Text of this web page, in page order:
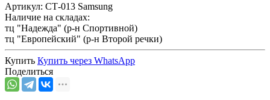
Артикул: СТ-013 Samsung
Наличие на складах:
тц "Надежда" (р-н Спортивной)
тц "Европейский" (р-н Второй речки)
Купить Купить через WhatsApp
Поделиться